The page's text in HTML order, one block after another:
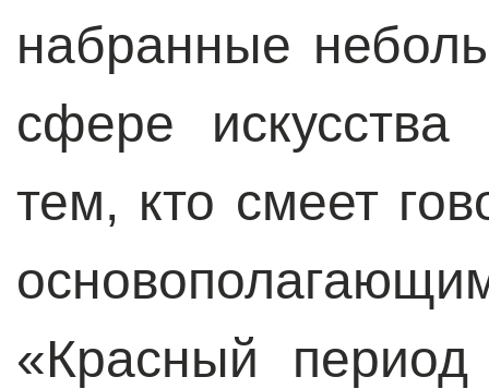
набранные
сфере
тем, кто смеет
«Красный